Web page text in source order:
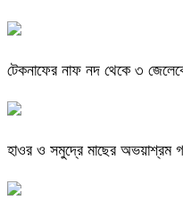
টেকনাফের নাফ নদ থেকে ৩
হাওর ও সমুদ্রে মাছের অভয়াশ্রম